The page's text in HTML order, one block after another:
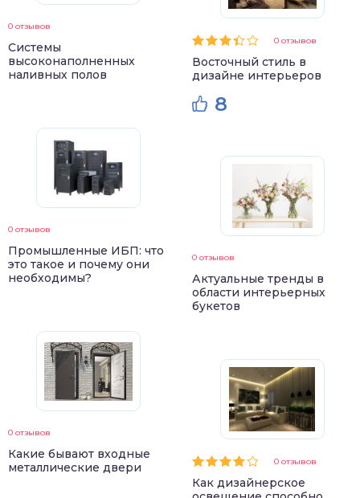
0 отзывов
Системы
высоконаполненных
наливных полов
0 отзывов
Промышленные ИБП: что
это такое и почему они
необходимы?
0 отзывов
Какие бывают входные
металлические двери
0 отзывов
Восточный стиль в
дизайне интерьеров
8
0 отзывов
Актуальные тренды в
области интерьерных
букетов
0 отзывов
Как дизайнерское